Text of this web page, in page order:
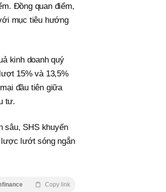
Đồng quan điểm,
mục tiêu hướng
kinh doanh quý
15% và 13,5%
đầu tiên giữa
tư.
sâu, SHS khuyến
lược lướt sóng ngắn
Copy link